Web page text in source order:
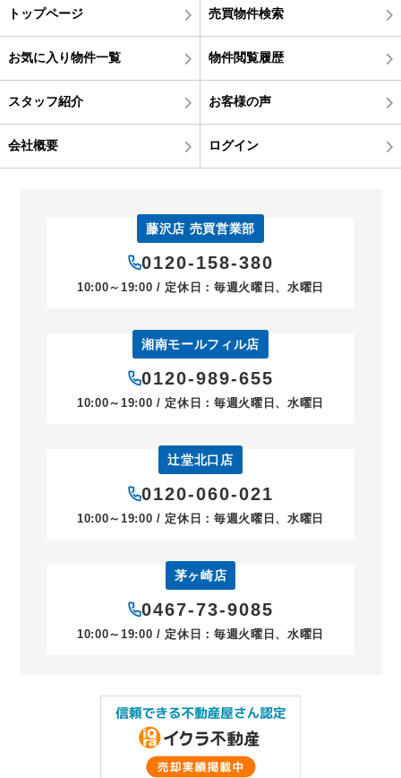
トップページ 売買物件検索
お気に入り物件一覧 物件閲覧履歴
スタッフ紹介 お客様の声
会社概要 ログイン
藤沢店 売買営業部
0120-158-380
10:00～19:00 / 定休日：毎週火曜日、水曜日
湘南モールフィル店
0120-989-655
10:00～19:00 / 定休日：毎週火曜日、水曜日
辻堂北口店
0120-060-021
10:00～19:00 / 定休日：毎週火曜日、水曜日
茅ヶ崎店
0467-73-9085
10:00～19:00 / 定休日：毎週火曜日、水曜日